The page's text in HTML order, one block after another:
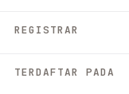
REGISTRAR
TERDAFTAR PADA